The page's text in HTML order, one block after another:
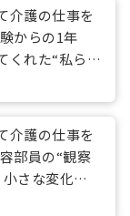
介護の仕事を
からの1年
くれた“私らし
介護の仕事を
部員の“観察
さな変化に